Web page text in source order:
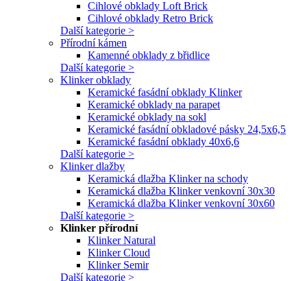
Cihlové obklady Loft Brick
Cihlové obklady Retro Brick
Další kategorie >
Přírodní kámen
Kamenné obklady z břidlice
Další kategorie >
Klinker obklady
Keramické fasádní obklady Klinker
Keramické obklady na parapet
Keramické obklady na sokl
Keramické fasádní obkladové pásky 24,5x6,5
Keramické fasádní obklady 40x6,6
Další kategorie >
Klinker dlažby
Keramická dlažba Klinker na schody
Keramická dlažba Klinker venkovní 30x30
Keramická dlažba Klinker venkovní 30x60
Další kategorie >
Klinker přírodní
Klinker Natural
Klinker Cloud
Klinker Semir
Další kategorie >